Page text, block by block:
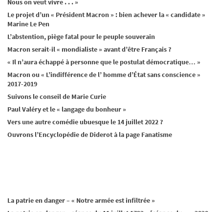
Nous on veut vivre . . . »
Le projet d’un « Président Macron » : bien achever la « candidate »
Marine Le Pen
L’abstention, piège fatal pour le peuple souverain
Macron serait-il « mondialiste » avant d’être Français ?
« Il n’aura échappé à personne que le postulat démocratique… »
Macron ou « L’indifférence de l’ homme d’État sans conscience »
2017-2019
Suivons le conseil de Marie Curie
Paul Valéry et le « langage du bonheur »
Vers une autre comédie ubuesque le 14 juillet 2022 ?
Ouvrons l’Encyclopédie de Diderot à la page Fanatisme
La patrie en danger – « Notre armée est infiltrée »